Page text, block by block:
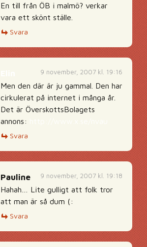
En till från ÖB i malmö? verkar
vara ett skönt ställe.
Svara
9 november, 2007 kl. 19:16
Men den där är ju gammal. Den har
cirkulerat på internet i många år.
Det är ÖverskottsBolagets
annons:
Svara
9 november, 2007 kl. 19:18
Pauline
Hahah… Lite gulligt att folk tror
att man är så dum (:
Svara